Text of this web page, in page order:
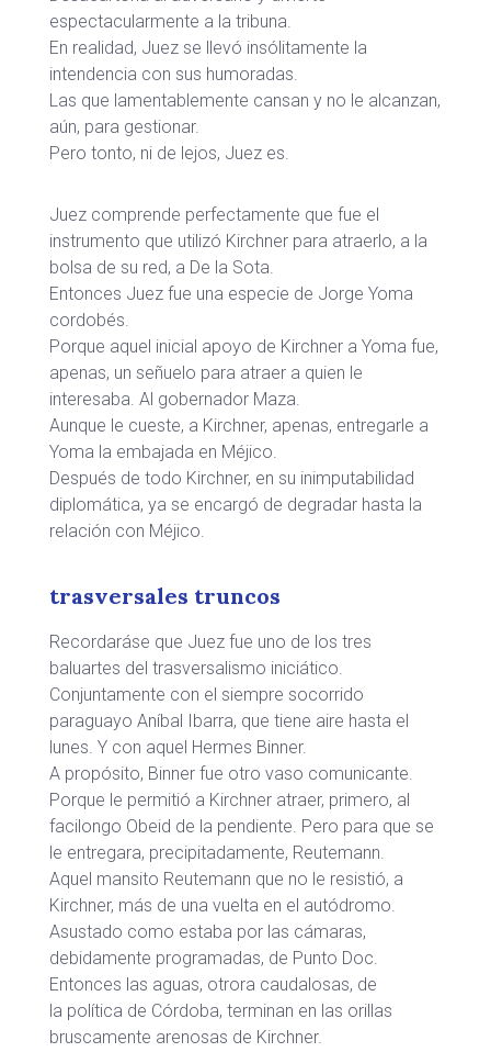
espectacularmente a la tribuna.
En realidad, Juez se llevó insólitamente la
intendencia con sus humoradas.
Las que lamentablemente cansan y no le alcanzan,
aún, para gestionar.
Pero tonto, ni de lejos, Juez es.
Juez comprende perfectamente que fue el
instrumento que utilizó Kirchner para atraerlo, a la
bolsa de su red, a De la Sota.
Entonces Juez fue una especie de Jorge Yoma
cordobés.
Porque aquel inicial apoyo de Kirchner a Yoma fue,
apenas, un señuelo para atraer a quien le
interesaba. Al gobernador Maza.
Aunque le cueste, a Kirchner, apenas, entregarle a
Yoma la embajada en Méjico.
Después de todo Kirchner, en su inimputabilidad
diplomática, ya se encargó de degradar hasta la
relación con Méjico.
trasversales truncos
Recordaráse que Juez fue uno de los tres
baluartes del trasversalismo iniciático.
Conjuntamente con el siempre socorrido
paraguayo Aníbal Ibarra, que tiene aire hasta el
lunes. Y con aquel Hermes Binner.
A propósito, Binner fue otro vaso comunicante.
Porque le permitió a Kirchner atraer, primero, al
facilongo Obeid de la pendiente. Pero para que se
le entregara, precipitadamente, Reutemann.
Aquel mansito Reutemann que no le resistió, a
Kirchner, más de una vuelta en el autódromo.
Asustado como estaba por las cámaras,
debidamente programadas, de Punto Doc.
Entonces las aguas, otrora caudalosas, de
la política de Córdoba, terminan en las orillas
bruscamente arenosas de Kirchner.